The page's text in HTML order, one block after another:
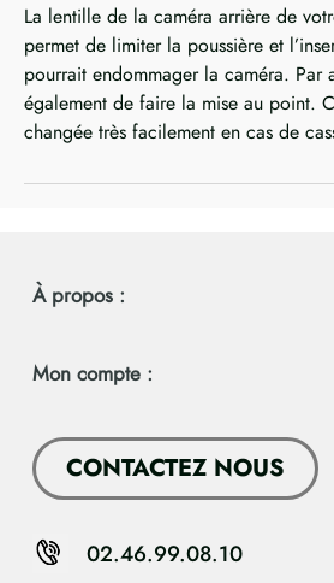
La lentille de la caméra arrière de
permet de limiter la poussière et
pourrait endommager la caméra. Par
également de faire la mise au point.
changée très facilement en cas de
À propos :
Mon compte :
CONTACTEZ NOUS
02.46.99.08.10